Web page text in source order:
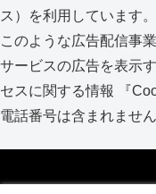
ス）を利用しています。
このような広告配信事
サービスの広告を表示
セスに関する情報 『
電話番号は含まれませ